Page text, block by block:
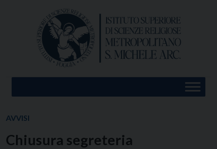
AVVISI
Chiusura segreteria